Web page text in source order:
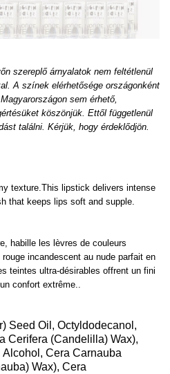
szereplő árnyalatok nem feltétlenül
A színek elérhetősége országonként
sem érhető,
köszönjük. Ettől függetlenül
találni. Kérjük, hogy érdeklődjön.
texture.This lipstick delivers intense
that keeps lips soft and supple.
habille les lèvres de couleurs
incandescent au nude parfait en
teintes ultra-désirables offrent un fini
confort extrême..
Seed Oil, Octyldodecanol,
Cerifera (Candelilla) Wax),
Cera Carnauba
Wax), Cera